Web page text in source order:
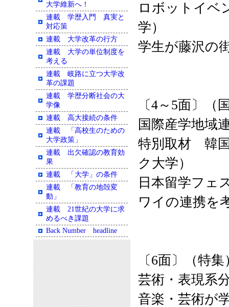
ロボットイベ
学）
学生が藤沢の
〔4～5面〕（
国際産学地域
特別取材 韓
ク大学）
日本留学フ
ワイの連携
〔6面〕（特集
芸術・表現系
音楽・芸術が
大学維新へ！
連載 学歴入門 真実と
対応策
連載 大学改革の行方
連載 大学の単位制度を
考える
連載 岐路に立つ大学改
革の課題
連載 学歴分断社会の大
学像
連載 高大接続の条件
連載 「高校生のための
大学政策」
連載 出欠確認の教育効
果
連載 「大学」の条件
連載 「教育の地殻変
動」
連載 21世紀の大学に求
めるべき課題
Back Number headline